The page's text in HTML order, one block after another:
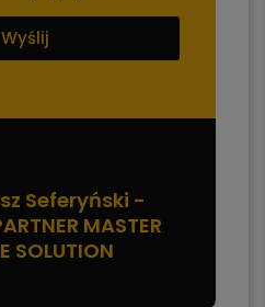
Wyślij
Seferyński -
MASTER
SOLUTION